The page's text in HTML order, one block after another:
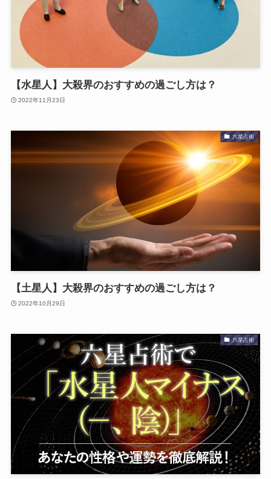
【水星人】大殺界のおすすめの過ごし方は？
2022年11月23日
六星占術
【土星人】大殺界のおすすめの過ごし方は？
2022年10月29日
六星占術